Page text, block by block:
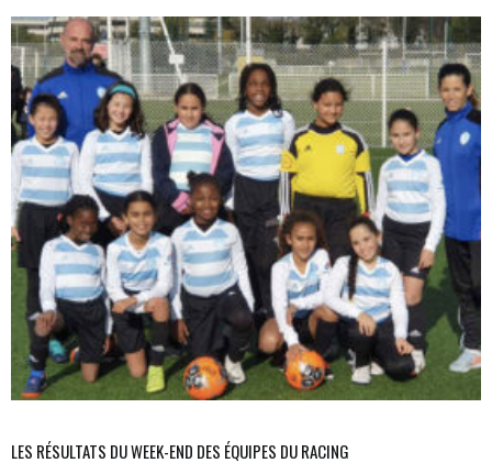
LES RÉSULTATS DU WEEK-END DES ÉQUIPES DU RACING